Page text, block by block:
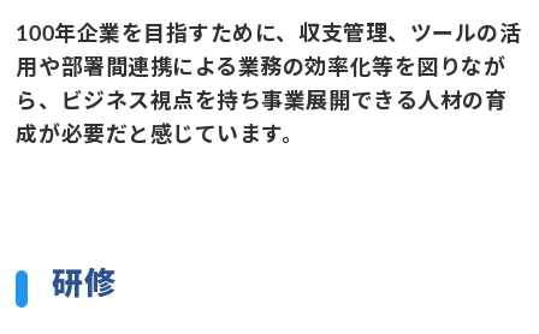
100年企業を目指すために、収支管理、ツールの活
用や部署間連携による業務の効率化等を図りなが
ら、ビジネス視点を持ち事業展開できる人材の育
成が必要だと感じています。
研修